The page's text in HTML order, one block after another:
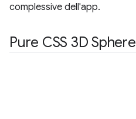
complessive dell'app.
Pure CSS 3D Sphere